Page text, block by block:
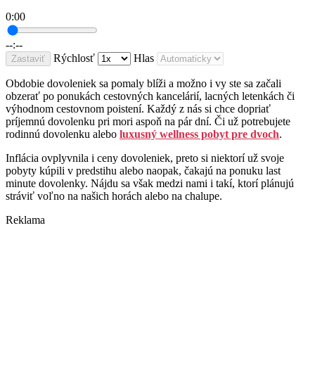
0:00
--:--
Zastaviť Rýchlosť Hlas
Obdobie dovoleniek sa pomaly blíži a možno i vy ste sa začali
obzerať po ponukách cestovných kancelárií, lacných letenkách či
výhodnom cestovnom poistení. Každý z nás si chce dopriať
príjemnú dovolenku pri mori aspoň na pár dní. Či už potrebujete
rodinnú dovolenku alebo luxusný wellness pobyt pre dvoch.
Inflácia ovplyvnila i ceny dovoleniek, preto si niektorí už svoje
pobyty kúpili v predstihu alebo naopak, čakajú na ponuku last
minute dovolenky. Nájdu sa však medzi nami i takí, ktorí plánujú
stráviť voľno na našich horách alebo na chalupe.
Reklama